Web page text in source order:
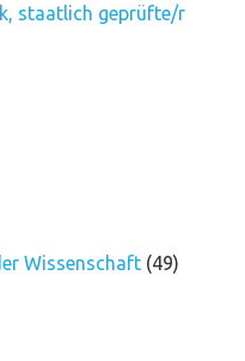
staatlich geprüfte/r
Wissenschaft(49)